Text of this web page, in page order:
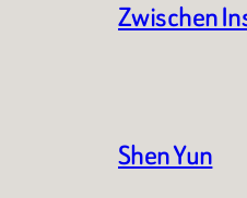
Zwischen
Shen Yun